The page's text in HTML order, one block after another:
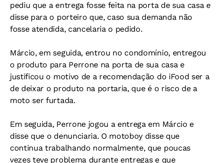
pediu que a entrega fosse feita na porta de sua casa e
disse para o porteiro que, caso sua demanda não
fosse atendida, cancelaria o pedido.
Márcio, em seguida, entrou no condomínio, entregou
o produto para Perrone na porta de sua casa e
justificou o motivo de a recomendação do iFood ser a
de deixar o produto na portaria, que é o risco de a
moto ser furtada.
Em seguida, Perrone jogou a entrega em Márcio e
disse que o denunciaria. O motoboy disse que
continua trabalhando normalmente, que poucas
vezes teve problema durante entregas e que